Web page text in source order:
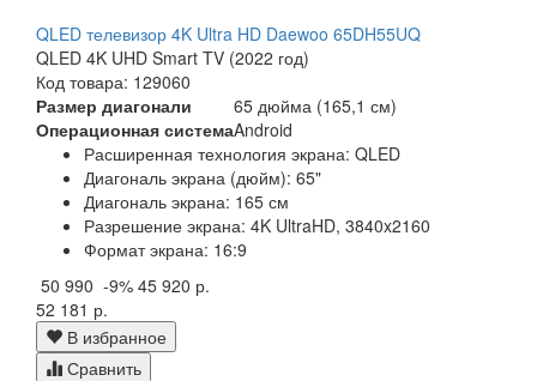
QLED телевизор 4K Ultra HD Daewoo 65DH55UQ
QLED 4K UHD Smart TV (2022 год)
Код товара: 129060
Размер диагонали
65 дюйма (165,1 см)
Операционная системаAndroid
Расширенная технология экрана: QLED
Диагональ экрана (дюйм): 65"
Диагональ экрана: 165 см
Разрешение экрана: 4K UltraHD, 3840x2160
Формат экрана: 16:9
50 990 -9% 45 920 р.
52 181 р.
В избранное
Сравнить